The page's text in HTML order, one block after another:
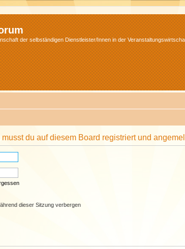
der selbständigen Dienstleister/Innen in der
du auf diesem Board registriert und
dieser Sitzung verbergen